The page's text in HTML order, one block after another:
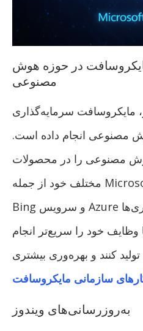
در حوزه هوش
مصنوعی
مایکروسافت سرمایه‌گذاری
مصنوعی انجام داده است.
مصنوعی را در محصولات
مختلف خود از جمله Microsoft 365، موتور جستجوی
Bing و سرویس Azure ادغام کرده است. این فناوری‌ها
وظایف خود را سریع‌تر انجام
کنند و بهره‌وری بیشتری
سازمانی مایکروسافت
به‌روزرسانی‌های ویندوز